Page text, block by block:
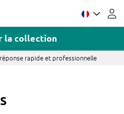
la collection
rapide et professionnelle